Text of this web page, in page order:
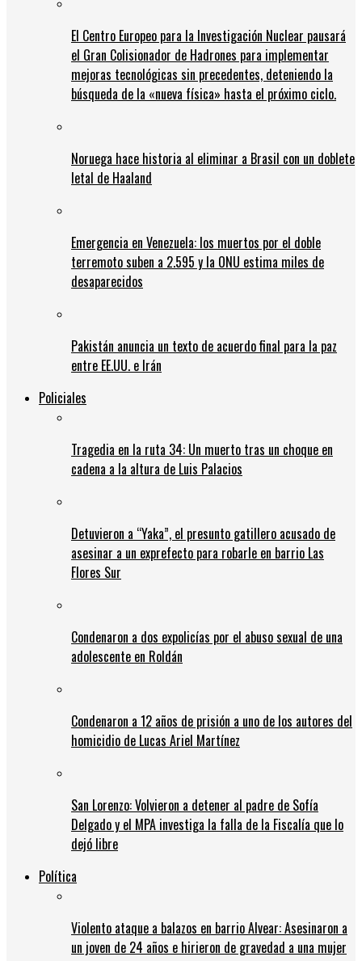
El Centro Europeo para la Investigación Nuclear pausará
el Gran Colisionador de Hadrones para implementar
mejoras tecnológicas sin precedentes, deteniendo la
búsqueda de la «nueva física» hasta el próximo ciclo.
Noruega hace historia al eliminar a Brasil con un doblete
letal de Haaland
Emergencia en Venezuela: los muertos por el doble
terremoto suben a 2.595 y la ONU estima miles de
desaparecidos
Pakistán anuncia un texto de acuerdo final para la paz
entre EE.UU. e Irán
Policiales
Tragedia en la ruta 34: Un muerto tras un choque en
cadena a la altura de Luis Palacios
Detuvieron a “Yaka”, el presunto gatillero acusado de
asesinar a un exprefecto para robarle en barrio Las
Flores Sur
Condenaron a dos expolicías por el abuso sexual de una
adolescente en Roldán
Condenaron a 12 años de prisión a uno de los autores del
homicidio de Lucas Ariel Martínez
San Lorenzo: Volvieron a detener al padre de Sofía
Delgado y el MPA investiga la falla de la Fiscalía que lo
dejó libre
Política
Violento ataque a balazos en barrio Alvear: Asesinaron a
un joven de 24 años e hirieron de gravedad a una mujer